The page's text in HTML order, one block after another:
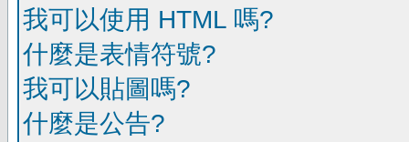
我可以使用 HTML 嗎?
什麼是表情符號?
我可以貼圖嗎?
什麼是公告?